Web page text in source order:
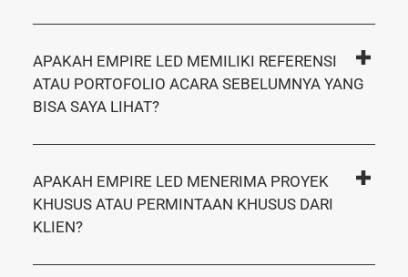
APAKAH EMPIRE LED MEMILIKI REFERENSI
ATAU PORTOFOLIO ACARA SEBELUMNYA YANG
BISA SAYA LIHAT?
APAKAH EMPIRE LED MENERIMA PROYEK
KHUSUS ATAU PERMINTAAN KHUSUS DARI
KLIEN?